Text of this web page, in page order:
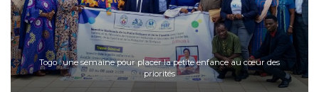
Togo : une semaine pour placer la petite enfance au cœur des
priorités